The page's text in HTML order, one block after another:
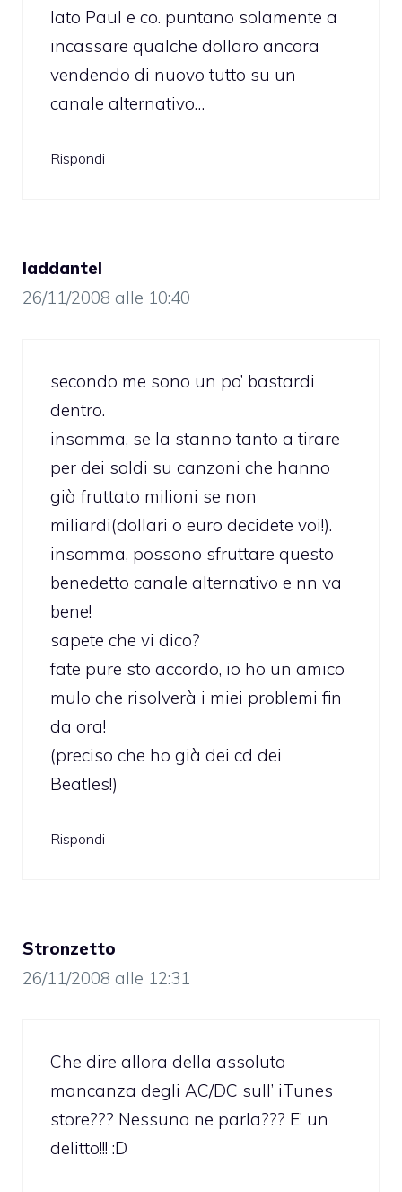
lato Paul e co. puntano solamente a
incassare qualche dollaro ancora
vendendo di nuovo tutto su un
canale alternativo…
Rispondi
laddantel
26/11/2008 alle 10:40
secondo me sono un po’ bastardi
dentro.
insomma, se la stanno tanto a tirare
per dei soldi su canzoni che hanno
già fruttato milioni se non
miliardi(dollari o euro decidete voi!).
insomma, possono sfruttare questo
benedetto canale alternativo e nn va
bene!
sapete che vi dico?
fate pure sto accordo, io ho un amico
mulo che risolverà i miei problemi fin
da ora!
(preciso che ho già dei cd dei
Beatles!)
Rispondi
Stronzetto
26/11/2008 alle 12:31
Che dire allora della assoluta
mancanza degli AC/DC sull’ iTunes
store??? Nessuno ne parla??? E’ un
delitto!!! :D